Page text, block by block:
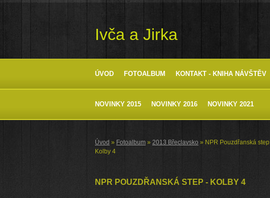
Ivča a Jirka
ÚVOD FOTOALBUM KONTAKT - KNIHA NÁVŠTĚV
NOVINKY 2015 NOVINKY 2016 NOVINKY 2021
Úvod » Fotoalbum » 2013 Břeclavsko » NPR Pouzdřanská
Kolby 4
NPR POUZDŘANSKÁ STEP - KOLBY 4